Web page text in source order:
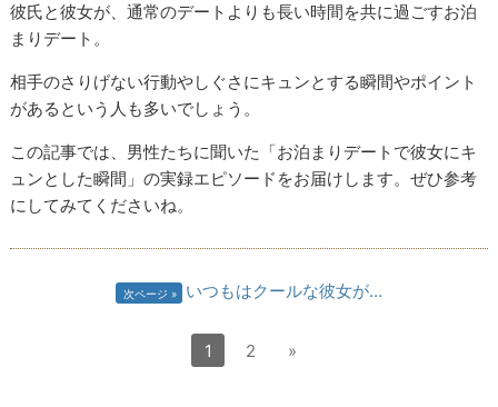
彼氏と彼女が、通常のデートよりも長い時間を共に過ごすお泊
まりデート。
相手のさりげない行動やしぐさにキュンとする瞬間やポイント
があるという人も多いでしょう。
この記事では、男性たちに聞いた「お泊まりデートで彼女にキ
ュンとした瞬間」の実録エピソードをお届けします。ぜひ参考
にしてみてくださいね。
次ページ いつもはクールな彼女が…
1 2 »